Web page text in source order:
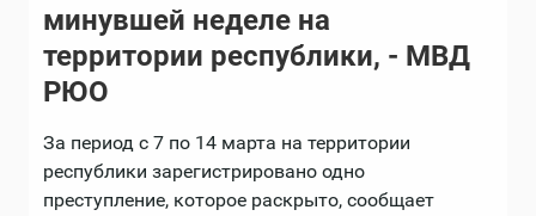
минувшей неделе на
территории республики, - МВД
РЮО
За период с 7 по 14 марта на территории
республики зарегистрировано одно
преступление, которое раскрыто, сообщает